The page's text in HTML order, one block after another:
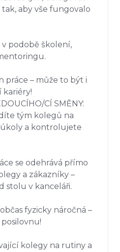
aby vše fungovalo
podobě školení,
práce – může to být i
kariéry!
CÍ SMĚNY:
tým kolegů na
a kontrolujete
se odehrává přímo
a zákazníky –
stolu v kanceláři.
fyzicky náročná –
kolegy na rutiny a